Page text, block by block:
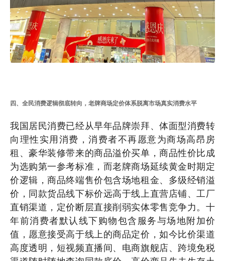
四、全民消费逻辑彻底转向，老牌商场定价体系脱离市场真实消费水平
我国居民消费已经从早年品牌崇拜、体面型消费转
向理性实用消费，消费者不再愿意为商场高昂房
租、豪华装修带来的商品溢价买单，商品性价比成
为选购第一参考标准，而老牌商场延续黄金时期定
价逻辑，商品终端售价包含场地租金、多级经销溢
价，同款货品线下标价远高于线上直营店铺、工厂
直销渠道，定价断层直接削弱实体零售竞争力。十
年前消费者默认线下购物包含服务与场地附加价
值，愿意接受高于线上的商品定价，如今比价渠道
高度透明，短视频直播间、电商旗舰店、跨境免税